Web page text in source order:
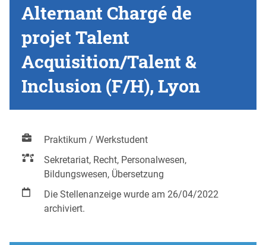
Alternant Chargé de
projet Talent
Acquisition/Talent &
Inclusion (F/H), Lyon
Praktikum / Werkstudent
Sekretariat, Recht, Personalwesen,
Bildungswesen, Übersetzung
Die Stellenanzeige wurde am 26/04/2022
archiviert.